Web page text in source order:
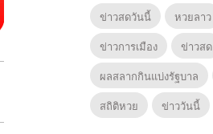
ข่าวสดวันนี้
หวยลาว
ข่าวการเมือง
ข่าวสด
ผลสลากกินแบ่งรัฐบาล
สถิติหวย
ข่าววันนี้